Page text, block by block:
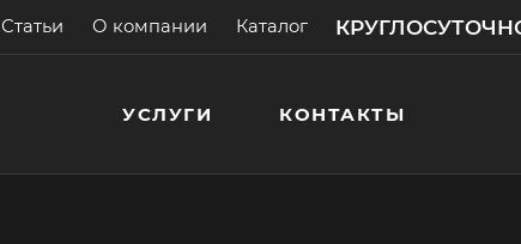
Статьи О компании Каталог
УСЛУГИ КОНТАКТЫ